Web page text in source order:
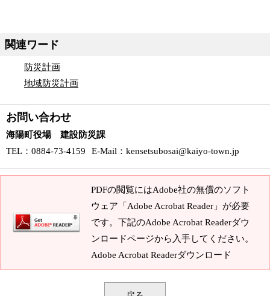
関連ワード
防災計画
地域防災計画
お問い合わせ
海陽町役場 建設防災課
TEL ：0884-73-4159 E-Mail ： kensetsubosai@kaiyo-town.jp
PDFの閲覧にはAdobe社の無償のソフト
ウェア「Adobe Acrobat Reader」が必要
です。下記のAdobe Acrobat Readerダウ
ンロードページから入手してください。
Adobe Acrobat Readerダウンロード